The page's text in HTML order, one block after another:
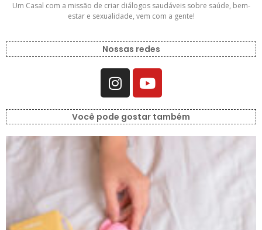
Um Casal com a missão de criar diálogos saudáveis sobre saúde, bem-
estar e sexualidade, vem com a gente!
Nossas redes
Você pode gostar também